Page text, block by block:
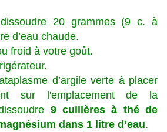
dissoudre 20 grammes (9 c. à
d’eau chaude.
froid à votre goût.
d’argile verte à placer
sur l'emplacement de la
9 cuillères à thé de
dans 1 litre d’eau.